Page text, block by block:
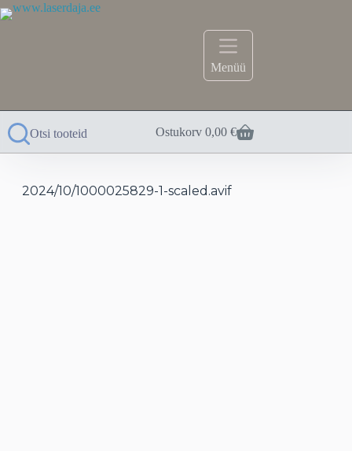
Skip
to
Menüü
Otsi tooteid Ostukorv 0,00 €
2024/10/1000025829-1-scaled.avif